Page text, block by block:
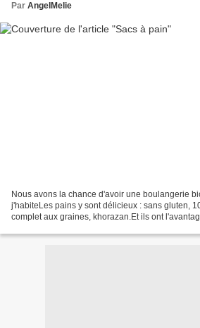
Par AngelMelie
Nous avons la chance d'avoir une boulangerie
j'habiteLes pains y sont délicieux : sans gluten,
complet aux graines, khorazan.Et ils ont